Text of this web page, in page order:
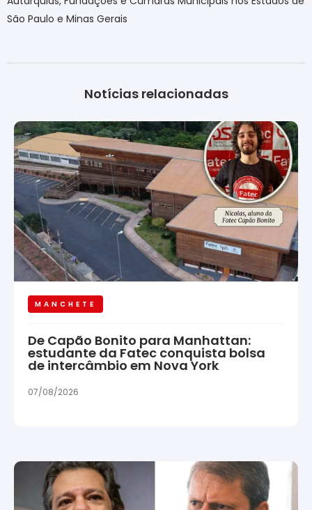
São Paulo e Minas Gerais
Notícias relacionadas
MANCHETE
De Capão Bonito para Manhattan:
estudante da Fatec conquista bolsa
de intercâmbio em Nova York
07/08/2026